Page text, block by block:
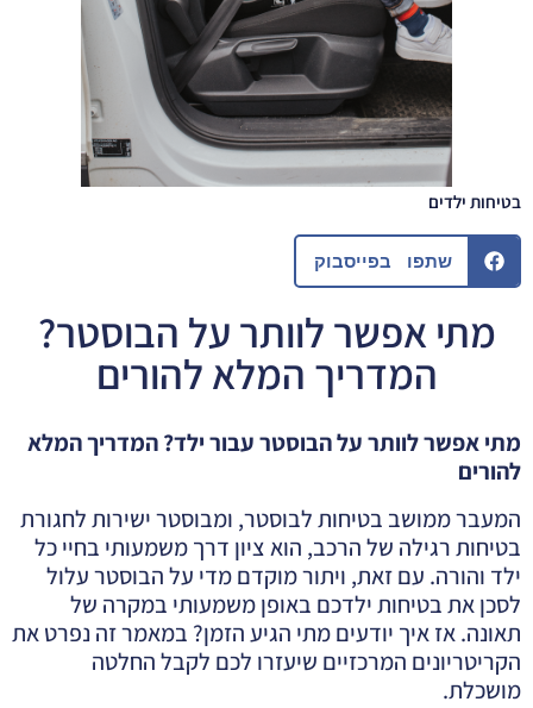
בטיחות ילדים
שתפו בפייסבוק
מתי אפשר לוותר על הבוסטר?
המדריך המלא להורים
מתי אפשר לוותר על הבוסטר עבור ילד? המדריך המלא
להורים
המעבר ממושב בטיחות לבוסטר, ומבוסטר ישירות לחגורת
בטיחות רגילה של הרכב, הוא ציון דרך משמעותי בחיי כל
ילד והורה. עם זאת, ויתור מוקדם מדי על הבוסטר עלול
לסכן את בטיחות ילדכם באופן משמעותי במקרה של
תאונה. אז איך יודעים מתי הגיע הזמן? במאמר זה נפרט את
הקריטריונים המרכזיים שיעזרו לכם לקבל החלטה
מושכלת.